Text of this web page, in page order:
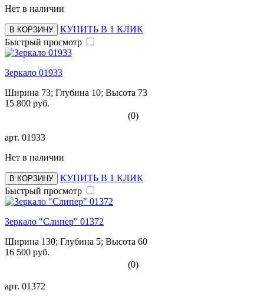
Нет в наличии
В КОРЗИНУ
КУПИТЬ В 1 КЛИК
Быстрый просмотр
Зеркало 01933
Ширина 73; Глубина 10; Высота 73
15 800 руб.
(0)
арт. 01933
Нет в наличии
В КОРЗИНУ
КУПИТЬ В 1 КЛИК
Быстрый просмотр
Зеркало "Слипер" 01372
Ширина 130; Глубина 5; Высота 60
16 500 руб.
(0)
арт. 01372